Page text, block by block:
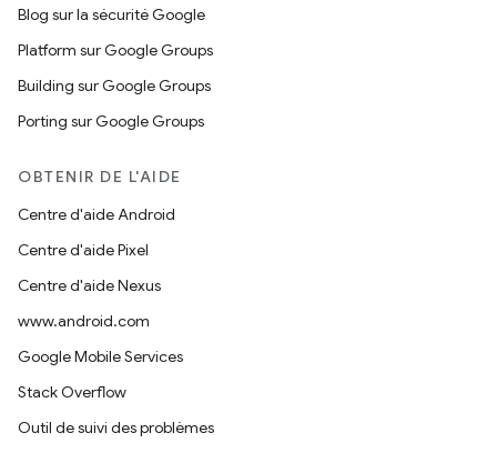
Blog sur la sécurité Google
Platform sur Google Groups
Building sur Google Groups
Porting sur Google Groups
OBTENIR DE L'AIDE
Centre d'aide Android
Centre d'aide Pixel
Centre d'aide Nexus
www.android.com
Google Mobile Services
Stack Overflow
Outil de suivi des problèmes